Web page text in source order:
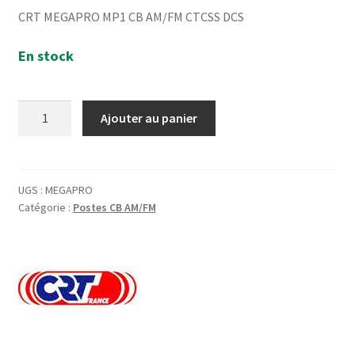
CRT MEGAPRO MP1 CB AM/FM CTCSS DCS
En stock
CB
AM/FM
Ajouter au panier
UGS : MEGAPRO
Catégorie : Postes CB AM/FM